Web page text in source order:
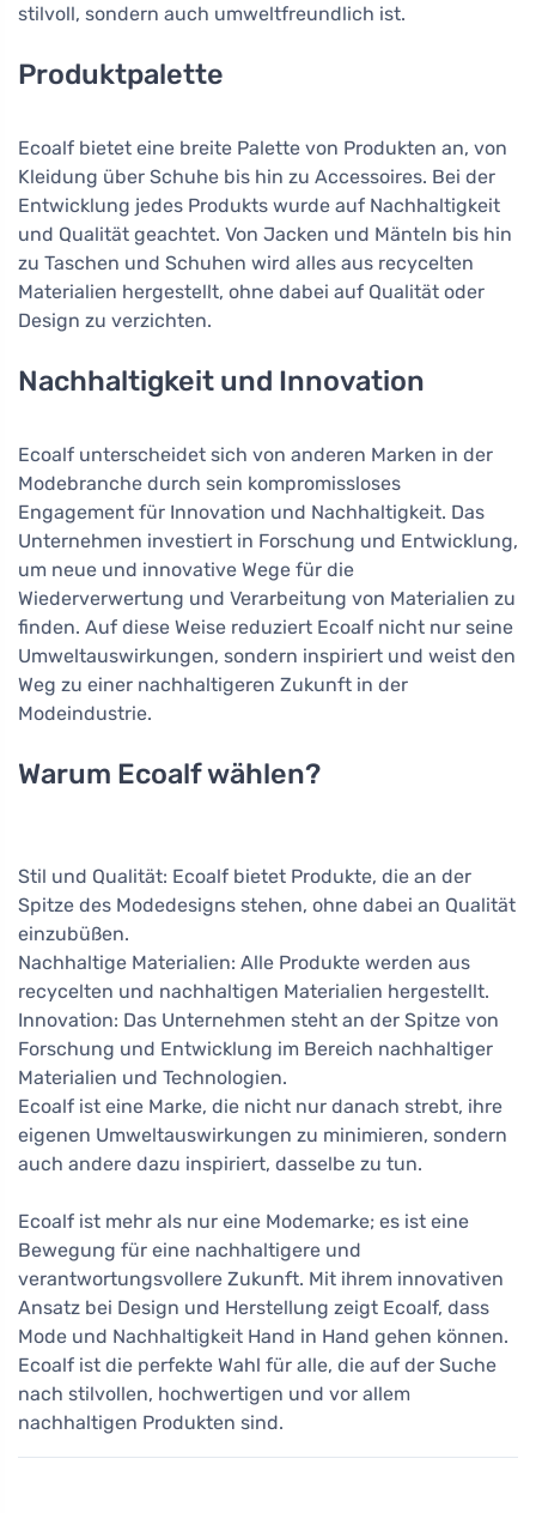
stilvoll, sondern auch umweltfreundlich ist.
Produktpalette
Ecoalf bietet eine breite Palette von Produkten an, von
Kleidung über Schuhe bis hin zu Accessoires. Bei der
Entwicklung jedes Produkts wurde auf Nachhaltigkeit
und Qualität geachtet. Von Jacken und Mänteln bis hin
zu Taschen und Schuhen wird alles aus recycelten
Materialien hergestellt, ohne dabei auf Qualität oder
Design zu verzichten.
Nachhaltigkeit und Innovation
Ecoalf unterscheidet sich von anderen Marken in der
Modebranche durch sein kompromissloses
Engagement für Innovation und Nachhaltigkeit. Das
Unternehmen investiert in Forschung und Entwicklung,
um neue und innovative Wege für die
Wiederverwertung und Verarbeitung von Materialien zu
finden. Auf diese Weise reduziert Ecoalf nicht nur seine
Umweltauswirkungen, sondern inspiriert und weist den
Weg zu einer nachhaltigeren Zukunft in der
Modeindustrie.
Warum Ecoalf wählen?
Stil und Qualität: Ecoalf bietet Produkte, die an der
Spitze des Modedesigns stehen, ohne dabei an Qualität
einzubüßen.
Nachhaltige Materialien: Alle Produkte werden aus
recycelten und nachhaltigen Materialien hergestellt.
Innovation: Das Unternehmen steht an der Spitze von
Forschung und Entwicklung im Bereich nachhaltiger
Materialien und Technologien.
Ecoalf ist eine Marke, die nicht nur danach strebt, ihre
eigenen Umweltauswirkungen zu minimieren, sondern
auch andere dazu inspiriert, dasselbe zu tun.
Ecoalf ist mehr als nur eine Modemarke; es ist eine
Bewegung für eine nachhaltigere und
verantwortungsvollere Zukunft. Mit ihrem innovativen
Ansatz bei Design und Herstellung zeigt Ecoalf, dass
Mode und Nachhaltigkeit Hand in Hand gehen können.
Ecoalf ist die perfekte Wahl für alle, die auf der Suche
nach stilvollen, hochwertigen und vor allem
nachhaltigen Produkten sind.